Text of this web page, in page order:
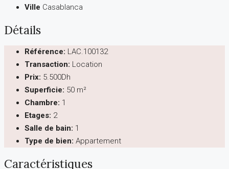
Ville Casablanca
Détails
Référence: LAC.100132
Transaction: Location
Prix: 5.500Dh
Superficie: 50 m²
Chambre: 1
Etages: 2
Salle de bain: 1
Type de bien: Appartement
Caractéristiques